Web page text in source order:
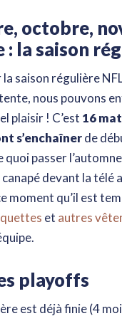
octobre,
: la saison
la saison régulière
nous pouvons
plaisir ! C’est 16
s’enchaînerde
passer
devant la télé
moment qu’il est
et autres
playoffs
est déjà finie (4